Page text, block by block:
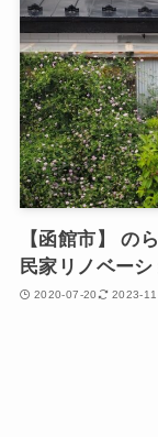
【函館市】 の
民家リノベー
2020-07-20 2023-